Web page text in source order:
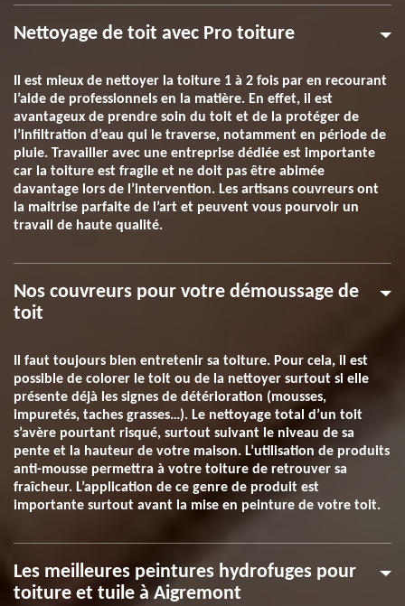
Nettoyage de toit avec Pro toiture
Il est mieux de nettoyer la toiture 1 à 2 fois par en recourant
l’aide de professionnels en la matière. En effet, il est
avantageux de prendre soin du toit et de la protéger de
l’infiltration d’eau qui le traverse, notamment en période de
pluie. Travailler avec une entreprise dédiée est importante
car la toiture est fragile et ne doit pas être abimée
davantage lors de l’intervention. Les artisans couvreurs ont
la maitrise parfaite de l’art et peuvent vous pourvoir un
travail de haute qualité.
Nos couvreurs pour votre démoussage de
toit
Il faut toujours bien entretenir sa toiture. Pour cela, il est
possible de colorer le toit ou de la nettoyer surtout si elle
présente déjà les signes de détérioration (mousses,
impuretés, taches grasses…). Le nettoyage total d’un toit
s’avère pourtant risqué, surtout suivant le niveau de sa
pente et la hauteur de votre maison. L’utilisation de produits
anti-mousse permettra à votre toiture de retrouver sa
fraîcheur. L’application de ce genre de produit est
importante surtout avant la mise en peinture de votre toit.
Les meilleures peintures hydrofuges pour
toiture et tuile à Aigremont